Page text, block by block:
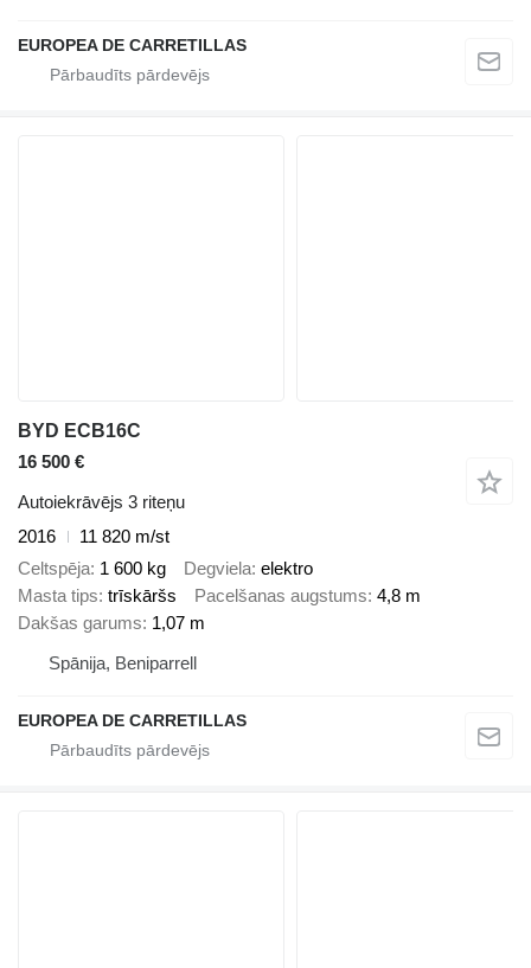
EUROPEA DE CARRETILLAS
BYD ECB16C
16 500 €
Autoiekrāvējs 3 riteņu
2016
11 820 m/st
Celtspēja 1 600 kg Degviela elektro
Masta tips trīskāršs Pacelšanas augstums 4,8 m
Dakšas garums 1,07 m
Spānija, Beniparrell
EUROPEA DE CARRETILLAS